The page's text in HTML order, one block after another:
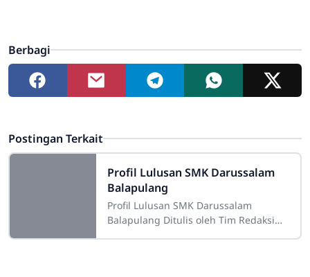
Berbagi
Postingan Terkait
Profil Lulusan SMK Darussalam
Balapulang
Profil Lulusan SMK Darussalam
Balapulang Ditulis oleh Tim Redaksi